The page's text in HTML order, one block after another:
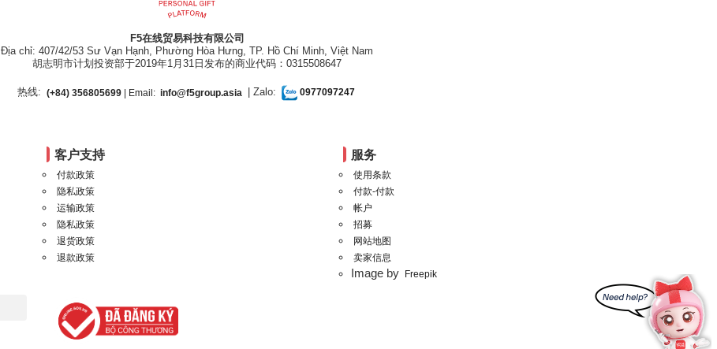
F5在线贸易科技有限公司
Địa chỉ: 407/42/53 Sư Vạn Hạnh, Phường Hòa Hưng, TP. Hồ Chí Minh, Việt Nam
胡志明市计划投资部于2019年1月31日发布的商业代码：0315508647
热线: (+84) 356805699| Email: info@f5group.asia | Zalo: 0977097247
客户支持
付款政策
隐私政策
运输政策
隐私政策
退货政策
退款政策
服务
使用条款
付款-付款
帐户
招募
网站地图
卖家信息
Image by Freepik